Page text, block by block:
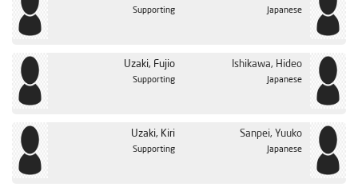
Supporting Japanese
Uzaki, Fujio
Supporting
Ishikawa, Hideo
Japanese
Uzaki, Kiri
Supporting
Sanpei, Yuuko
Japanese